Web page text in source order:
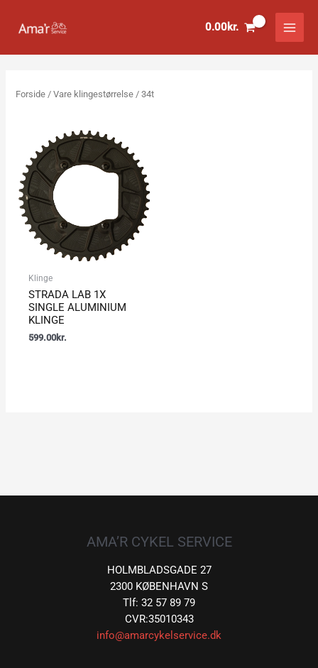
0.00kr.
Forside / Vare klingestørrelse / 34t
Klinge
STRADA LAB 1X
SINGLE ALUMINIUM
KLINGE
599.00kr.
AMA’R CYKEL SERVICE
HOLMBLADSGADE 27
2300 KØBENHAVN S
Tlf: 32 57 89 79
CVR:35010343
info@amarcykelservice.dk